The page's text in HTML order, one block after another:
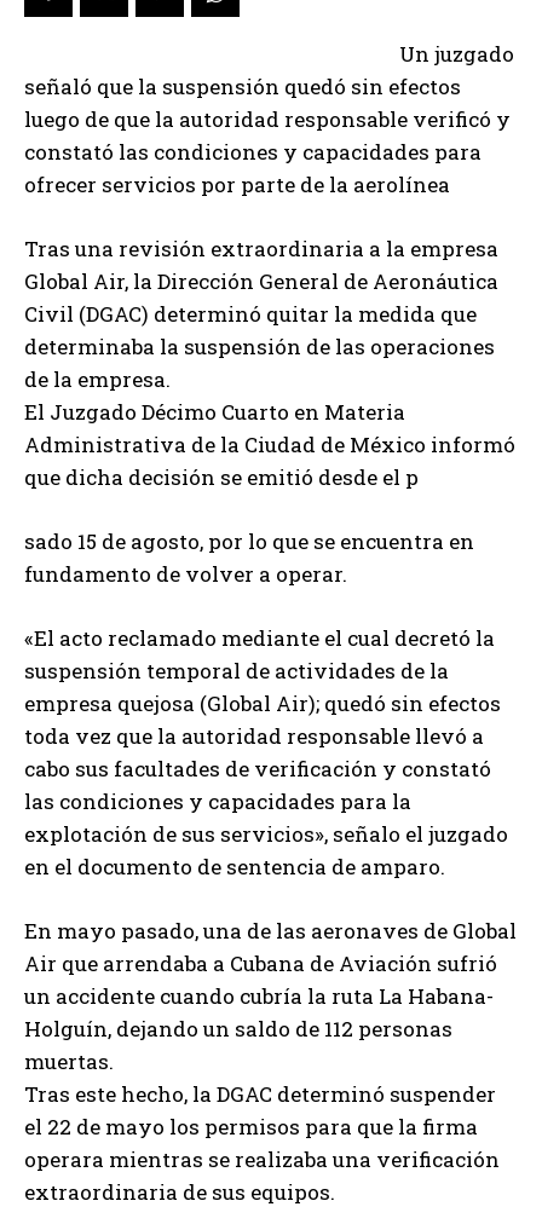
Un juzgado
señaló que la suspensión quedó sin efectos
luego de que la autoridad responsable verificó y
constató las condiciones y capacidades para
ofrecer servicios por parte de la aerolínea
Tras una revisión extraordinaria a la empresa
Global Air, la Dirección General de Aeronáutica
Civil (DGAC) determinó quitar la medida que
determinaba la suspensión de las operaciones
de la empresa.
El Juzgado Décimo Cuarto en Materia
Administrativa de la Ciudad de México informó
que dicha decisión se emitió desde el p
sado 15 de agosto, por lo que se encuentra en
fundamento de volver a operar.
«El acto reclamado mediante el cual decretó la
suspensión temporal de actividades de la
empresa quejosa (Global Air); quedó sin efectos
toda vez que la autoridad responsable llevó a
cabo sus facultades de verificación y constató
las condiciones y capacidades para la
explotación de sus servicios», señalo el juzgado
en el documento de sentencia de amparo.
En mayo pasado, una de las aeronaves de Global
Air que arrendaba a Cubana de Aviación sufrió
un accidente cuando cubría la ruta La Habana-
Holguín, dejando un saldo de 112 personas
muertas.
Tras este hecho, la DGAC determinó suspender
el 22 de mayo los permisos para que la firma
operara mientras se realizaba una verificación
extraordinaria de sus equipos.